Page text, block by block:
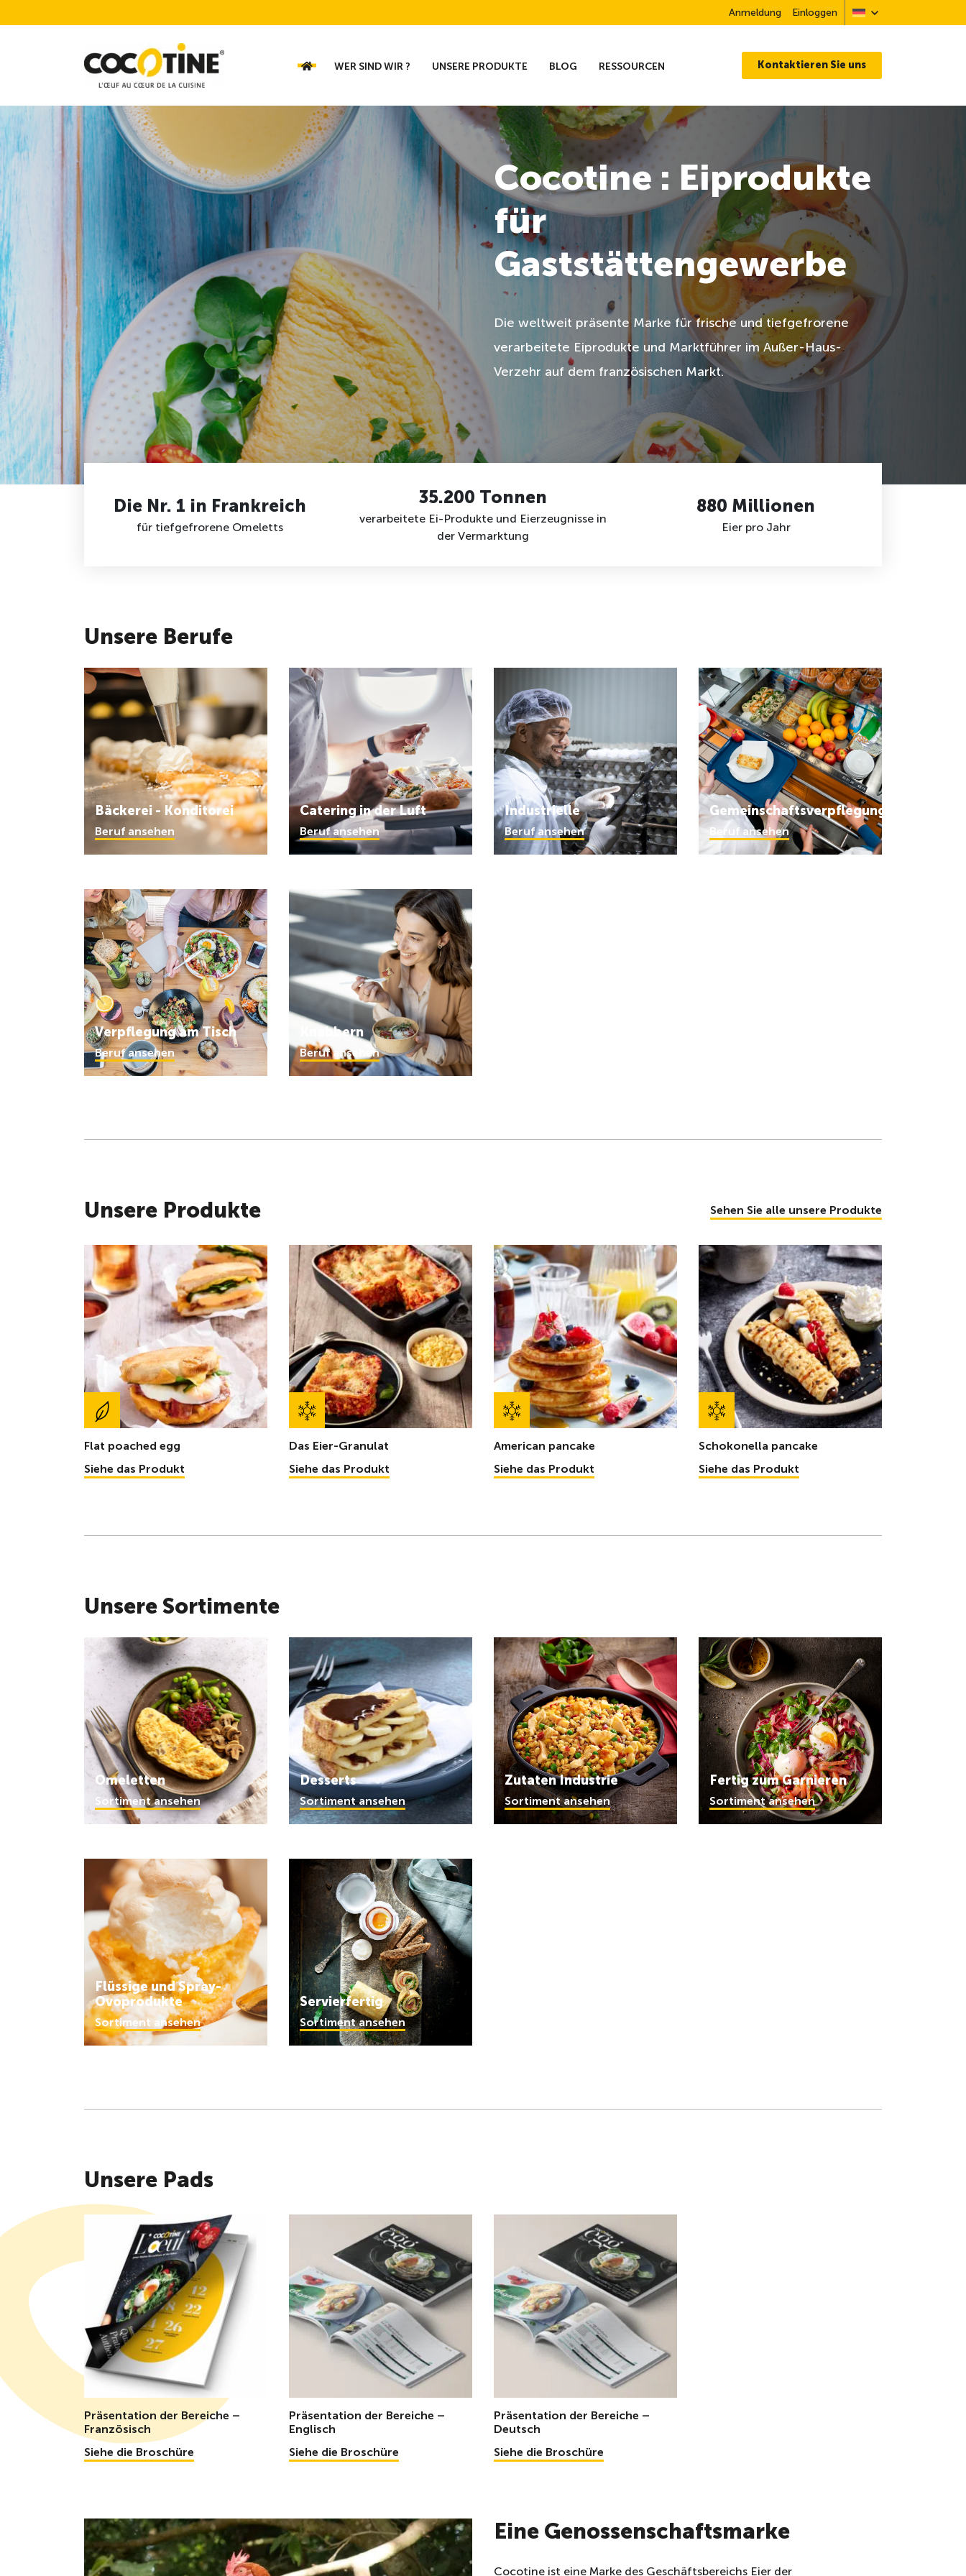
Anmeldung Einloggen
WER SIND WIR ? UNSERE PRODUKTE BLOG RESSOURCEN Kontaktieren Sie uns
Cocotine : Eiprodukte
für
Gaststättengewerbe
Die weltweit präsente Marke für frische und tiefgefrorene
verarbeitete Eiprodukte und Marktführer im Außer-Haus-
Verzehr auf dem französischen Markt.
Die Nr. 1 in Frankreich
für tiefgefrorene Omeletts
35.200 Tonnen
verarbeitete Ei-Produkte und Eierzeugnisse in
der Vermarktung
880 Millionen
Eier pro Jahr
Unsere Berufe
Bäckerei - Konditorei
Beruf ansehen
Catering in der Luft
Beruf ansehen
Industrielle
Beruf ansehen
Gemeinschaftsverpflegung
Beruf ansehen
Verpflegung am Tisch
Beruf ansehen
Knabbern
Beruf ansehen
Unsere Produkte Sehen Sie alle unsere Produkte
Flat poached egg
Siehe das Produkt
Das Eier-Granulat
Siehe das Produkt
American pancake
Siehe das Produkt
Schokonella pancake
Siehe das Produkt
Unsere Sortimente
Omeletten
Sortiment ansehen
Desserts
Sortiment ansehen
Zutaten Industrie
Sortiment ansehen
Fertig zum Garnieren
Sortiment ansehen
Flüssige und Spray-
Ovoprodukte
Sortiment ansehen
Servierfertig
Sortiment ansehen
Unsere Pads
Präsentation der Bereiche –
Französisch
Siehe die Broschüre
Präsentation der Bereiche –
Englisch
Siehe die Broschüre
Präsentation der Bereiche –
Deutsch
Siehe die Broschüre
Eine Genossenschaftsmarke
Cocotine ist eine Marke des Geschäftsbereichs Eier der